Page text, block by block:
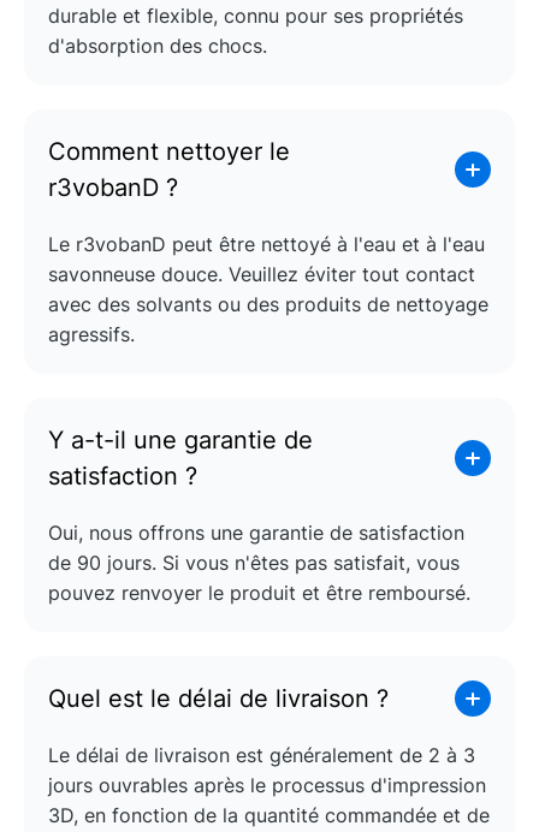
durable et flexible, connu pour ses propriétés
d'absorption des chocs.
Comment nettoyer le
r3vobanD ?
Le r3vobanD peut être nettoyé à l'eau et à l'eau
savonneuse douce. Veuillez éviter tout contact
avec des solvants ou des produits de nettoyage
agressifs.
Y a-t-il une garantie de
satisfaction ?
Oui, nous offrons une garantie de satisfaction
de 90 jours. Si vous n'êtes pas satisfait, vous
pouvez renvoyer le produit et être remboursé.
Quel est le délai de livraison ?
Le délai de livraison est généralement de 2 à 3
jours ouvrables après le processus d'impression
3D, en fonction de la quantité commandée et de